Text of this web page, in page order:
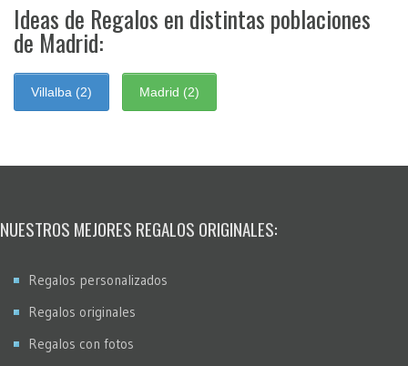
Ideas de Regalos en distintas poblaciones
de Madrid:
Villalba (2) Madrid (2)
NUESTROS MEJORES REGALOS ORIGINALES:
Regalos personalizados
Regalos originales
Regalos con fotos